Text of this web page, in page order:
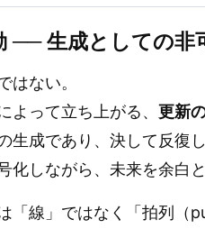
── 生成としての非
はない。
よって立ち上がる、 更新
生成であり、決して反復し
化しながら、未来を余白と
「線」ではなく「拍列（